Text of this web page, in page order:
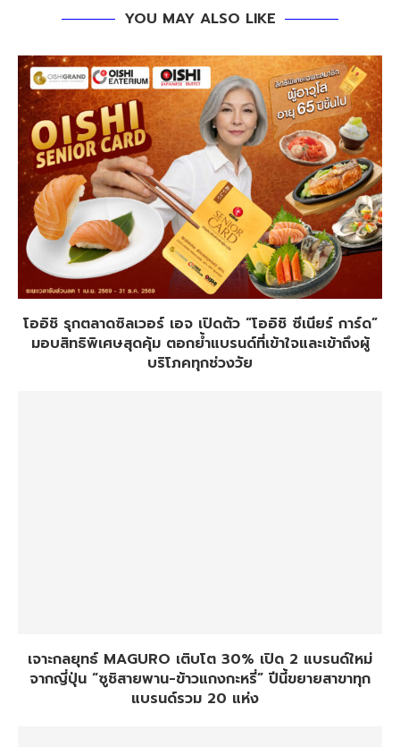
YOU MAY ALSO LIKE
โออิชิ รุกตลาดซิลเวอร์ เอจ เปิดตัว “โออิชิ ซีเนียร์ การ์ด”
มอบสิทธิพิเศษสุดคุ้ม ตอกย้ำแบรนด์ที่เข้าใจและเข้าถึงผู้
บริโภคทุกช่วงวัย
เจาะกลยุทธ์ MAGURO เติบโต 30% เปิด 2 แบรนด์ใหม่
จากญี่ปุ่น “ซูชิสายพาน-ข้าวแกงกะหรี่” ปีนี้ขยายสาขาทุก
แบรนด์รวม 20 แห่ง